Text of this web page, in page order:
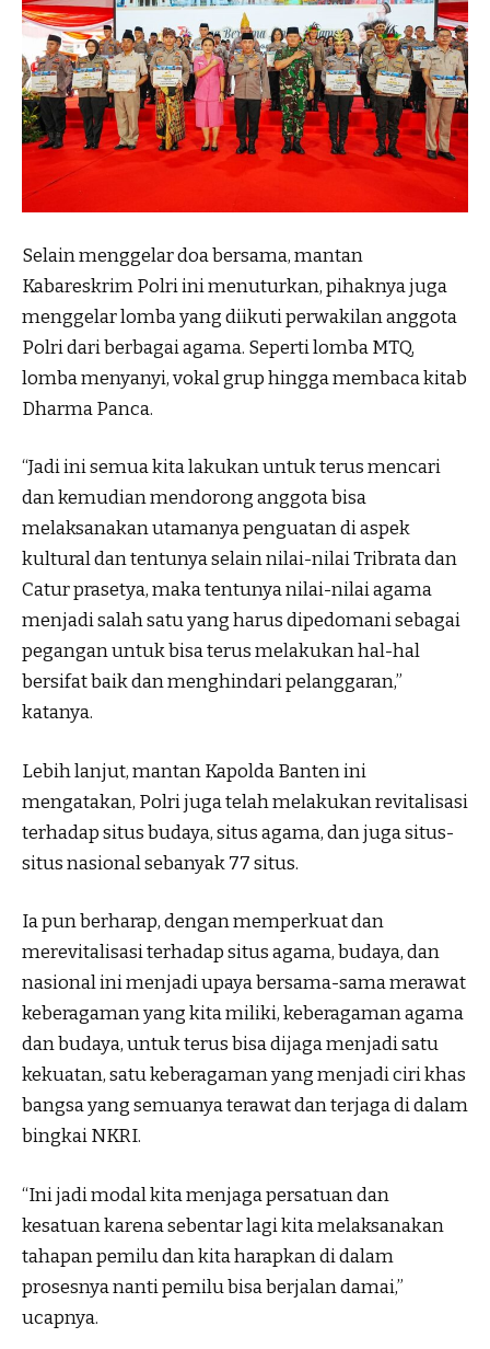
Selain menggelar doa bersama, mantan
Kabareskrim Polri ini menuturkan, pihaknya juga
menggelar lomba yang diikuti perwakilan anggota
Polri dari berbagai agama. Seperti lomba MTQ,
lomba menyanyi, vokal grup hingga membaca kitab
Dharma Panca.
“Jadi ini semua kita lakukan untuk terus mencari
dan kemudian mendorong anggota bisa
melaksanakan utamanya penguatan di aspek
kultural dan tentunya selain nilai-nilai Tribrata dan
Catur prasetya, maka tentunya nilai-nilai agama
menjadi salah satu yang harus dipedomani sebagai
pegangan untuk bisa terus melakukan hal-hal
bersifat baik dan menghindari pelanggaran,”
katanya.
Lebih lanjut, mantan Kapolda Banten ini
mengatakan, Polri juga telah melakukan revitalisasi
terhadap situs budaya, situs agama, dan juga situs-
situs nasional sebanyak 77 situs.
Ia pun berharap, dengan memperkuat dan
merevitalisasi terhadap situs agama, budaya, dan
nasional ini menjadi upaya bersama-sama merawat
keberagaman yang kita miliki, keberagaman agama
dan budaya, untuk terus bisa dijaga menjadi satu
kekuatan, satu keberagaman yang menjadi ciri khas
bangsa yang semuanya terawat dan terjaga di dalam
bingkai NKRI.
“Ini jadi modal kita menjaga persatuan dan
kesatuan karena sebentar lagi kita melaksanakan
tahapan pemilu dan kita harapkan di dalam
prosesnya nanti pemilu bisa berjalan damai,”
ucapnya.